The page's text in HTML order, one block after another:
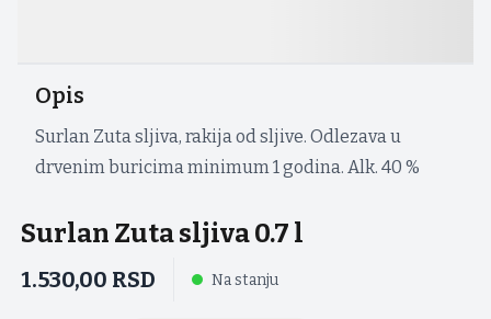
Opis
Surlan Zuta sljiva, rakija od sljive. Odlezava u
drvenim buricima minimum 1 godina. Alk. 40 %
Surlan Zuta sljiva 0.7 l
1.530,00 RSD Na stanju